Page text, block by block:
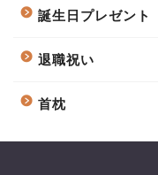
誕生日プレゼント
退職祝い
首枕